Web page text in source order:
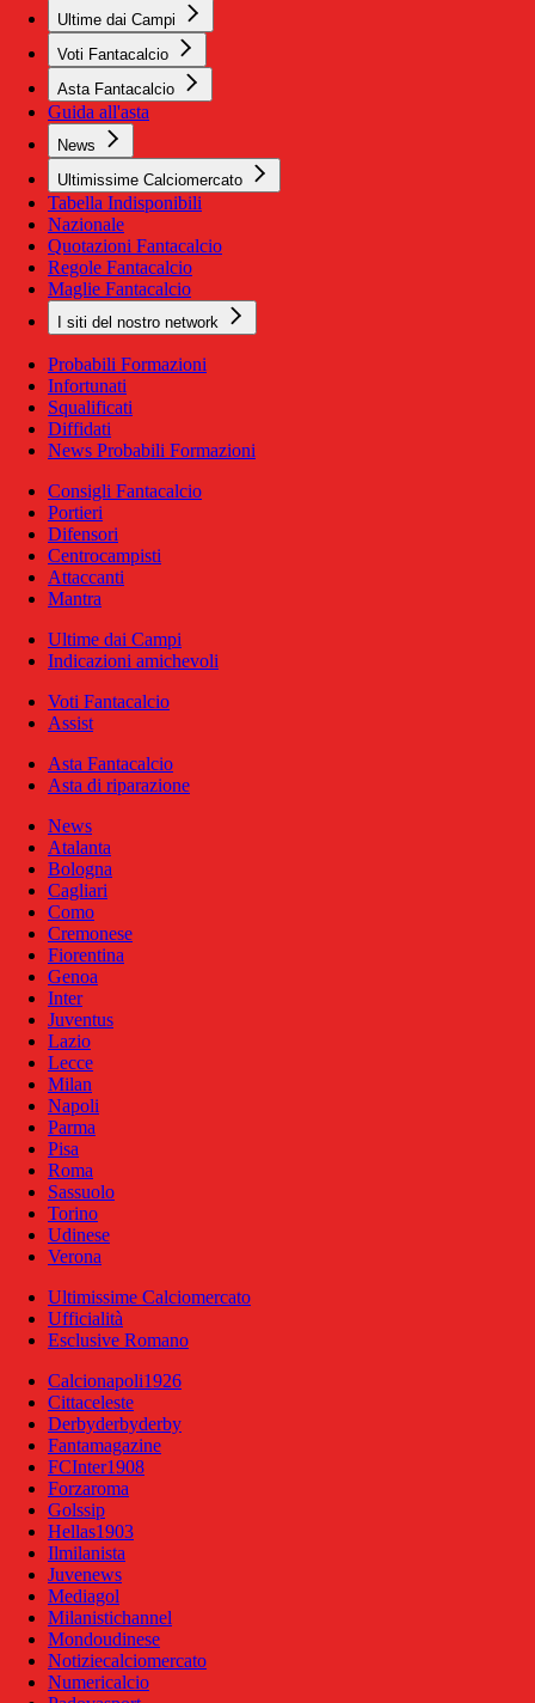
Ultime dai Campi
Voti Fantacalcio
Asta Fantacalcio
Guida all'asta
News
Ultimissime Calciomercato
Tabella Indisponibili
Nazionale
Quotazioni Fantacalcio
Regole Fantacalcio
Maglie Fantacalcio
I siti del nostro network
Probabili Formazioni
Infortunati
Squalificati
Diffidati
News Probabili Formazioni
Consigli Fantacalcio
Portieri
Difensori
Centrocampisti
Attaccanti
Mantra
Ultime dai Campi
Indicazioni amichevoli
Voti Fantacalcio
Assist
Asta Fantacalcio
Asta di riparazione
News
Atalanta
Bologna
Cagliari
Como
Cremonese
Fiorentina
Genoa
Inter
Juventus
Lazio
Lecce
Milan
Napoli
Parma
Pisa
Roma
Sassuolo
Torino
Udinese
Verona
Ultimissime Calciomercato
Ufficialità
Esclusive Romano
Calcionapoli1926
Cittaceleste
Derbyderbyderby
Fantamagazine
FCInter1908
Forzaroma
Golssip
Hellas1903
Ilmilanista
Juvenews
Mediagol
Milanistichannel
Mondoudinese
Notiziecalciomercato
Numericalcio